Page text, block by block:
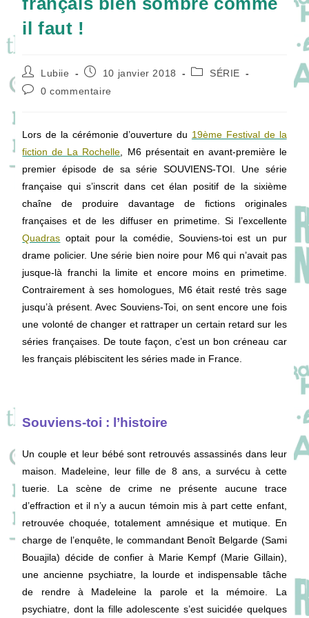
il faut !
Auteur/autrice
de
la
Lubiie
Publication
10 janvier 2018
PostSÉRIE
Commentaires
0 commentaire
Lors de la cérémonie d’ouverture du 19ème Festival de la
fiction de La Rochelle , M6 présentait en avant-première le
premier épisode de sa série SOUVIENS-TOI. Une série
française qui s’inscrit dans cet élan positif de la sixième
chaîne de produire davantage de fictions originales
françaises et de les diffuser en primetime. Si l’excellente
Quadras optait pour la comédie, Souviens-toi est un pur
drame policier. Une série bien noire pour M6 qui n’avait pas
jusque-là franchi la limite et encore moins en primetime.
Contrairement à ses homologues, M6 était resté très sage
jusqu’à présent. Avec Souviens-Toi, on sent encore une fois
une volonté de changer et rattraper un certain retard sur les
séries françaises. De toute façon, c’est un bon créneau car
les français plébiscitent les séries made in France.
Souviens-toi : l’histoire
Un couple et leur bébé sont retrouvés assassinés dans leur
maison. Madeleine, leur fille de 8 ans, a survécu à cette
tuerie. La scène de crime ne présente aucune trace
d’effraction et il n’y a aucun témoin mis à part cette enfant,
retrouvée choquée, totalement amnésique et mutique. En
charge de l’enquête, le commandant Benoît Belgarde (Sami
Bouajila) décide de confier à Marie Kempf (Marie Gillain),
une ancienne psychiatre, la lourde et indispensable tâche
de rendre à Madeleine la parole et la mémoire. La
psychiatre, dont la fille adolescente s’est suicidée quelques